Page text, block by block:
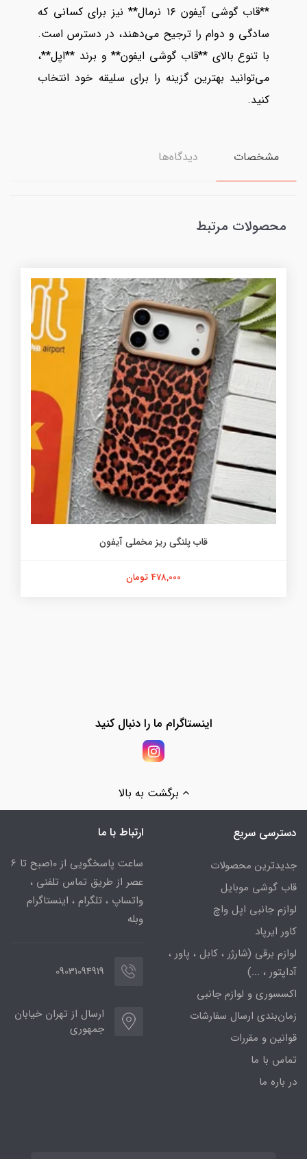
**قاب گوشی آیفون ۱۶ نرمال** نیز برای کسانی که
سادگی و دوام را ترجیح می‌دهند، در دسترس است.
با تنوع بالای **قاب گوشی ایفون** و برند **اپل**،
می‌توانید بهترین گزینه را برای سلیقه خود انتخاب
کنید.
مشخصات دیدگاه‌ها
محصولات مرتبط
قاب پلنگی ریز مخملی آیفون
478,000 تومان
اینستاگرام ما را دنبال کنید
برگشت به بالا
دسترسی سریع
جدیدترین محصولات
قاب گوشی موبایل
لوازم جانبی اپل واچ
کاور ایرپاد
لوازم برقی (شارژر ، کابل ، پاور ،
آداپتور ، ...)
اکسسوری و لوازم جانبی
زمان‌بندی ارسال سفارشات
قوانین و مقررات
تماس با ما
در باره ما
ارتباط با ما
ساعت پاسخگویی از 10صبح تا 6
عصر از طریق تماس تلفنی ،
واتساپ ، تلگرام ، اینستاگرام
وبله
09031094919
ارسال از تهران خیابان
جمهوری